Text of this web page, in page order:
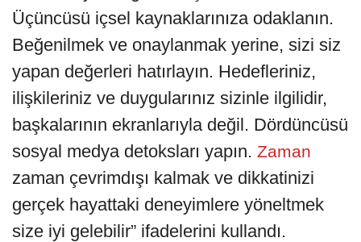
Üçüncüsü içsel kaynaklarınıza odaklanın.
Beğenilmek ve onaylanmak yerine, sizi siz
yapan değerleri hatırlayın. Hedefleriniz,
ilişkileriniz ve duygularınız sizinle ilgilidir,
başkalarının ekranlarıyla değil. Dördüncüsü
sosyal medya detoksları yapın. Zaman
zaman çevrimdışı kalmak ve dikkatinizi
gerçek hayattaki deneyimlere yöneltmek
size iyi gelebilir” ifadelerini kullandı.